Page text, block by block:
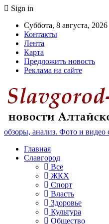
Sign in
Суббота, 8 августа, 2026
Контакты
Лента
Карта
Предложить новость
Реклама на сайте
обзоры, анализ. Фото и видео
Главная
Славгород
Все
ЖКХ
Спорт
Власть
Здоровье
Культура
Общество